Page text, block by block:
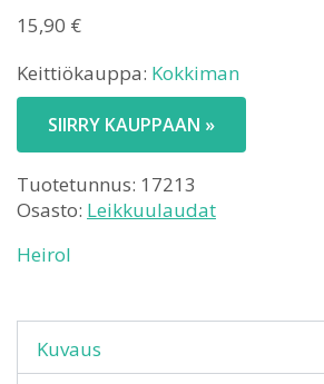
15,90 €
Keittiökauppa: Kokkiman
SIIRRY KAUPPAAN »
Tuotetunnus: 17213
Osasto: Leikkuulaudat
Heirol
Kuvaus